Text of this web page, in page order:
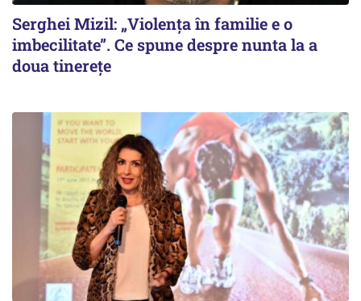
Serghei Mizil: „Violența în familie e o
imbecilitate”. Ce spune despre nunta la a
doua tinerețe